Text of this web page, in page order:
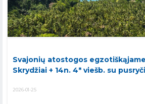
Svajonių atostogos
Skrydžiai + 14n. 4* viešb. su
2026-01-25